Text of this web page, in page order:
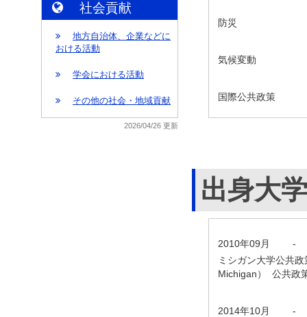
社会貢献
地方自治体、企業などに
おける活動
学会における活動
その他の社会・地域貢献
2026/04/26 更新
防災
気候変動
国際公共政策
出身大
2010年09月
-
ミシガン大学公共
Michigan） 公共政
2014年10月 -